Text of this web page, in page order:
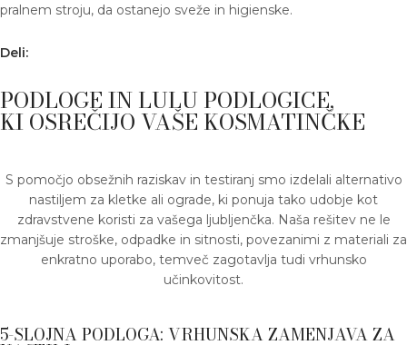
pralnem stroju, da ostanejo sveže in higienske.
Deli:
PODLOGE IN LULU PODLOGICE,
KI OSREČIJO VAŠE KOSMATINČKE
S pomočjo obsežnih raziskav in testiranj smo izdelali alternativo
nastiljem za kletke ali ograde, ki ponuja tako udobje kot
zdravstvene koristi za vašega ljubljenčka. Naša rešitev ne le
zmanjšuje stroške, odpadke in sitnosti, povezanimi z materiali za
enkratno uporabo, temveč zagotavlja tudi vrhunsko
učinkovitost.
5-SLOJNA PODLOGA: VRHUNSKA ZAMENJAVA ZA